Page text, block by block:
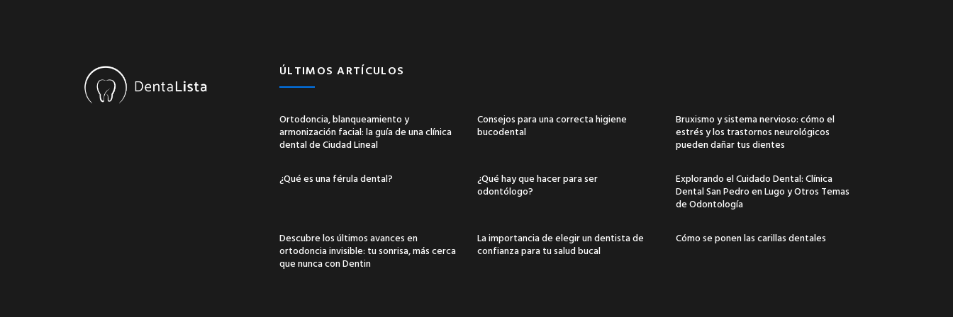
ÚLTIMOS ARTÍCULOS
Ortodoncia, blanqueamiento y
armonización facial: la guía de una clínica
dental de Ciudad Lineal
Consejos para una correcta higiene
bucodental
Bruxismo y sistema nervioso: cómo el
estrés y los trastornos neurológicos
pueden dañar tus dientes
¿Qué es una férula dental?
¿Qué hay que hacer para ser
odontólogo?
Explorando el Cuidado Dental: Clínica
Dental San Pedro en Lugo y Otros Temas
de Odontología
Descubre los últimos avances en
ortodoncia invisible: tu sonrisa, más cerca
que nunca con Dentin
La importancia de elegir un dentista de
confianza para tu salud bucal
Cómo se ponen las carillas dentales